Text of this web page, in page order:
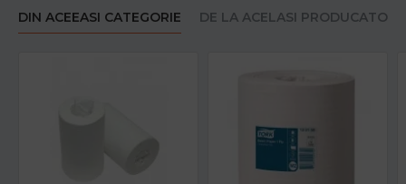
DIN ACEEASI CATEGORIE DE LA ACELASI PRODUCATOR